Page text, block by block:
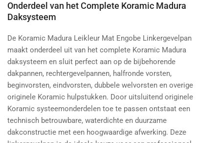
Onderdeel van het Complete Koramic Madura
Daksysteem
De Koramic Madura Leikleur Mat Engobe Linkergevelpan
maakt onderdeel uit van het complete Koramic Madura
daksysteem en sluit perfect aan op de bijbehorende
dakpannen, rechtergevelpannen, halfronde vorsten,
beginvorsten, eindvorsten, dubbele welvorsten en overige
originele Koramic hulpstukken. Door uitsluitend originele
Koramic systeemonderdelen toe te passen ontstaat een
technisch betrouwbare, waterdichte en duurzame
dakconstructie met een hoogwaardige afwerking. Deze